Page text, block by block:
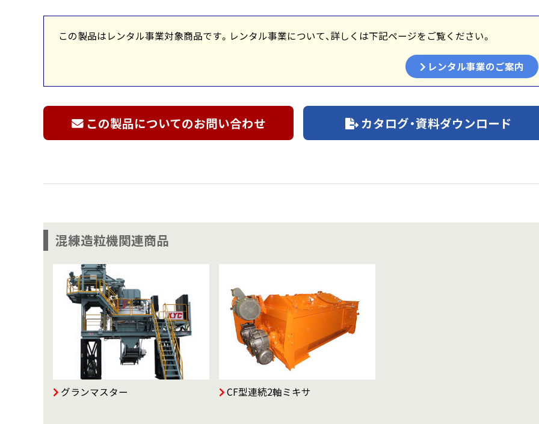
この製品はレンタル事業対象商品です。レンタル事業について、詳しくは下記ページをご覧ください。
レンタル事業のご案内
この製品についてのお問い合わせ カタログ・資料ダウンロード
混練造粒機関連商品
グランマスター CF型連続2軸ミキサ